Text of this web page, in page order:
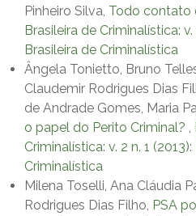
Pinheiro Silva, Todo contato
Brasileira de Criminalística:
Brasileira de Criminalística
Ângela Tonietto, Bruno
Claudemir Rodrigues Dias
de Andrade Gomes, Maria
o papel do Perito Criminal? ,
Criminalística: v. 2 n. 1
Criminalística
Milena Toselli, Ana Cláudia
Rodrigues Dias Filho, PSA